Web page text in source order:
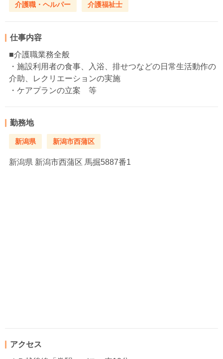
介護職・ヘルパー 介護福祉士
仕事内容
■介護職業務全般
・施設利用者の食事、入浴、排せつなどの日常生活動作の
介助、レクリエーションの実施
・ケアプランの立案 等
勤務地
新潟県 新潟市西蒲区
新潟県 新潟市西蒲区 馬掘5887番1
アクセス